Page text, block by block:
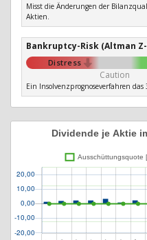
Misst die Änderungen der
Aktien.
Bankruptcy-Risk (Altman
Distress
Caution
Ein Insolvenzprognoseverfahren